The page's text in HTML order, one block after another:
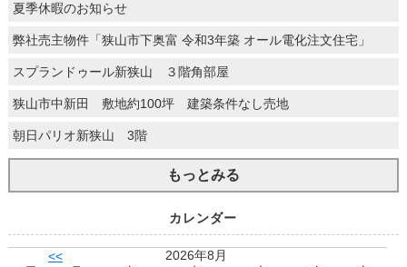
夏季休暇のお知らせ
弊社売主物件「狭山市下奥富 令和3年築 オール電化注文住宅」
スプランドゥール新狭山 ３階角部屋
狭山市中新田 敷地約100坪 建築条件なし売地
朝日パリオ新狭山 3階
もっとみる
カレンダー
<<
2026年8月